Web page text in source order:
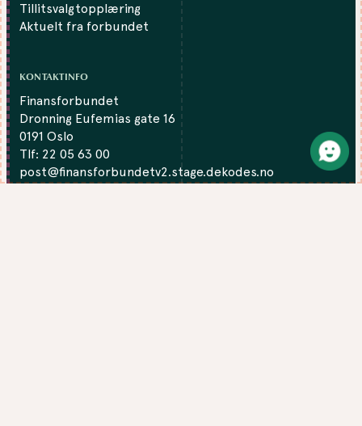
Tillitsvalgtopplæring
Aktuelt fra forbundet
KONTAKTINFO
Finansforbundet
Dronning Eufemias gate 16
0191 Oslo
Tlf: 22 05 63 00
post@finansforbundetv2.stage.dekodes.no